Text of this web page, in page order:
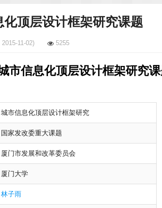
顶层设计框架研究课题
11-02) 5255
市信息化顶层设计框架研究
城市信息化顶层设计框架研究
国家发改委重大课题
厦门市发展和改革委员会
厦门大学
林子雨